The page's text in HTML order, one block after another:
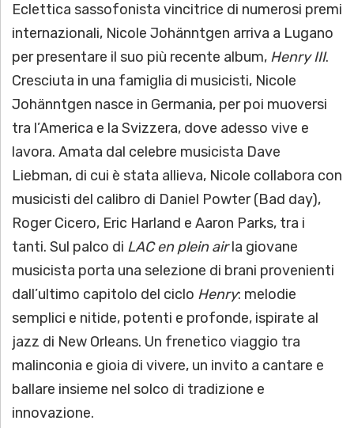
Eclettica sassofonista vincitrice di numerosi premi
internazionali, Nicole Johänntgen arriva a Lugano
per presentare il suo più recente album, Henry III.
Cresciuta in una famiglia di musicisti, Nicole
Johänntgen nasce in Germania, per poi muoversi
tra l’America e la Svizzera, dove adesso vive e
lavora. Amata dal celebre musicista Dave
Liebman, di cui è stata allieva, Nicole collabora con
musicisti del calibro di Daniel Powter (Bad day),
Roger Cicero, Eric Harland e Aaron Parks, tra i
tanti. Sul palco di LAC en plein airla giovane
musicista porta una selezione di brani provenienti
dall’ultimo capitolo del ciclo Henry: melodie
semplici e nitide, potenti e profonde, ispirate al
jazz di New Orleans. Un frenetico viaggio tra
malinconia e gioia di vivere, un invito a cantare e
ballare insieme nel solco di tradizione e
innovazione.